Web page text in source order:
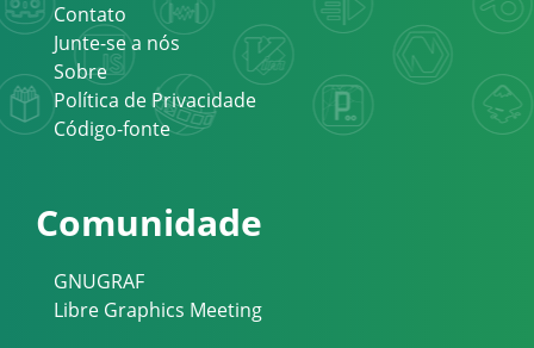
Contato
Junte-se a nós
Sobre
Política de Privacidade
Código-fonte
Comunidade
GNUGRAF
Libre Graphics Meeting